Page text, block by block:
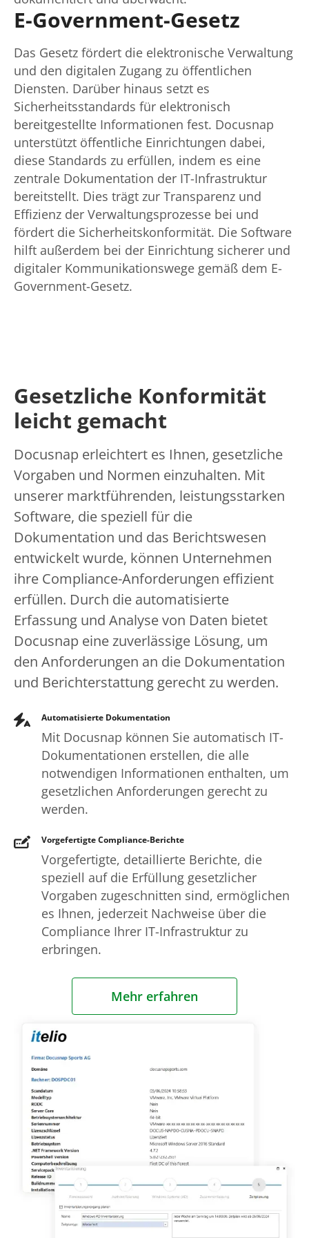
E-Government-Gesetz
Das Gesetz fördert die elektronische Verwaltung
und den digitalen Zugang zu öffentlichen
Diensten. Darüber hinaus setzt es
Sicherheitsstandards für elektronisch
bereitgestellte Informationen fest. Docusnap
unterstützt öffentliche Einrichtungen dabei,
diese Standards zu erfüllen, indem es eine
zentrale Dokumentation der IT-Infrastruktur
bereitstellt. Dies trägt zur Transparenz und
Effizienz der Verwaltungsprozesse bei und
fördert die Sicherheitskonformität. Die Software
hilft außerdem bei der Einrichtung sicherer und
digitaler Kommunikationswege gemäß dem E-
Government-Gesetz.
Gesetzliche Konformität
leicht gemacht
Docusnap erleichtert es Ihnen, gesetzliche
Vorgaben und Normen einzuhalten. Mit
unserer marktführenden, leistungsstarken
Software, die speziell für die
Dokumentation und das Berichtswesen
entwickelt wurde, können Unternehmen
ihre Compliance-Anforderungen effizient
erfüllen. Durch die automatisierte
Erfassung und Analyse von Daten bietet
Docusnap eine zuverlässige Lösung, um
den Anforderungen an die Dokumentation
und Berichterstattung gerecht zu werden.
Automatisierte Dokumentation
Mit Docusnap können Sie automatisch IT-
Dokumentationen erstellen, die alle
notwendigen Informationen enthalten, um
gesetzlichen Anforderungen gerecht zu
werden.
Vorgefertigte Compliance-Berichte
Vorgefertigte, detaillierte Berichte, die
speziell auf die Erfüllung gesetzlicher
Vorgaben zugeschnitten sind, ermöglichen
es Ihnen, jederzeit Nachweise über die
Compliance Ihrer IT-Infrastruktur zu
erbringen.
Mehr erfahren